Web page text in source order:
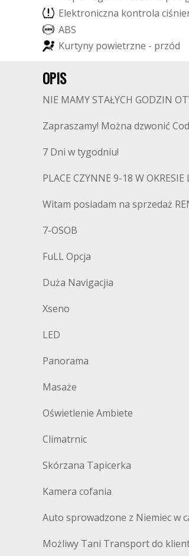
Elektroniczna kontrola ciśnie
ABS
Kurtyny powietrzne - przód
OPIS
NIE MAMY STAŁYCH GODZIN
Zapraszamy! Można dzwonić
7 Dni w tygodniu!
PLACE CZYNNE 9-18 W
Witam posiadam na sprzedaż
7-OSOB
FuLL Opcja
Duża Navigacjia
Xseno
LED
Panorama
Masaże
Oświetlenie Ambiete
Climatrnic
Skórzana Tapicerka
Kamera cofania
Auto sprowadzone z Niemiec w
Możliwy Tani Transport do